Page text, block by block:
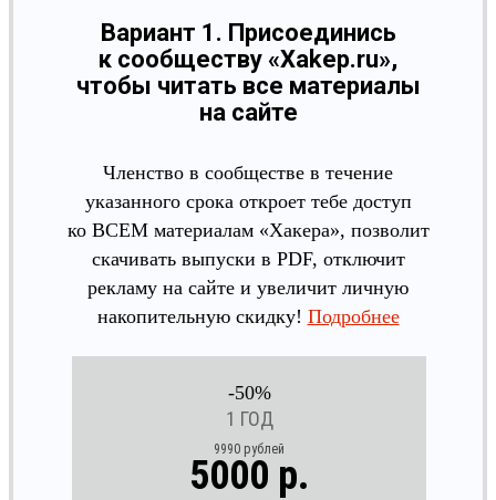
Вариант 1. Присоединись
к сообществу «Xakep.ru»,
чтобы читать все материалы
на сайте
Членство в сообществе в течение
указанного срока откроет тебе доступ
ко ВСЕМ материалам «Хакера», позволит
скачивать выпуски в PDF, отключит
рекламу на сайте и увеличит личную
накопительную скидку! Подробнее
-50%
1 ГОД
9990 рублей
5000 р.